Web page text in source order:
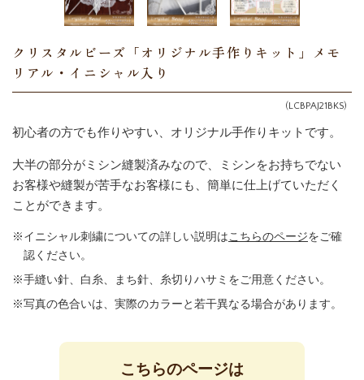
クリスタルビーズ「オリジナル手作りキット」メモ
リアル・イニシャル入り
(LCBPAJ21BKS)
初心者の方でも作りやすい、オリジナル手作りキットです。
大半の部分がミシン縫製済みなので、ミシンをお持ちでない
お客様や縫製が苦手なお客様にも、簡単に仕上げていただく
ことができます。
イニシャル刺繍についての詳しい説明はこちらのページをご確
認ください。
手縫い針、白糸、まち針、糸切りハサミをご用意ください。
写真の色合いは、実際のカラーと若干異なる場合があります。
こちらのページは